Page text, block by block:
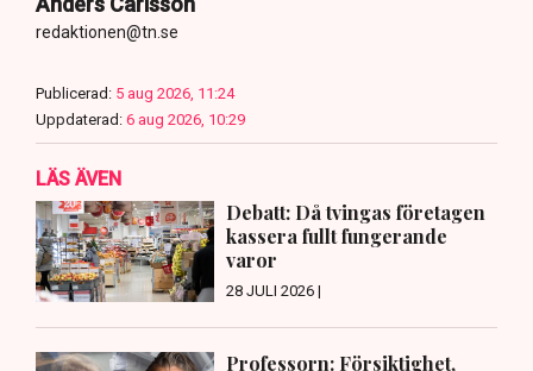
redaktionen@tn.se
Publicerad: 5 aug 2026, 11:24
Uppdaterad: 6 aug 2026, 10:29
LÄS ÄVEN
Debatt: Då tvingas företagen
kassera fullt fungerande
varor
28 JULI 2026 |
Professorn: Försiktighet,